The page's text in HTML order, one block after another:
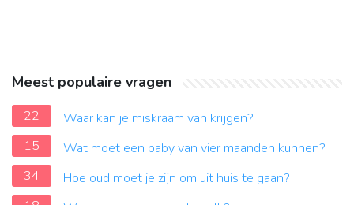
Meest populaire vragen
22
Waar kan je miskraam van krijgen?
15
Wat moet een baby van vier maanden kunnen?
34
Hoe oud moet je zijn om uit huis te gaan?